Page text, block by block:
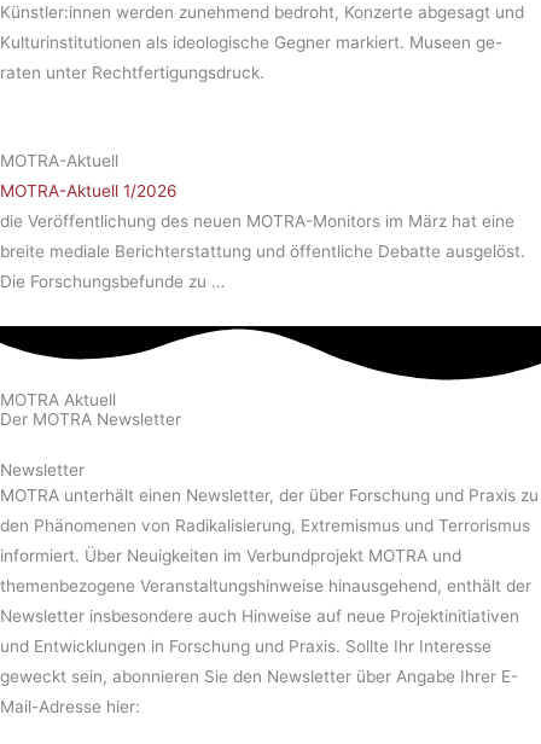
Künstler:innen werden zunehmend bedroht, Konzerte abgesagt und
Kulturinstitutionen als ideologische Gegner markiert. Museen ge-
raten unter Rechtfertigungsdruck.
MOTRA-Aktuell
MOTRA-Aktuell 1/2026
die Veröffentlichung des neuen MOTRA-Monitors im März hat eine
breite mediale Berichterstattung und öffentliche Debatte ausgelöst.
Die Forschungsbefunde zu …
MOTRA Aktuell
Der MOTRA Newsletter
Newsletter
MOTRA unterhält einen Newsletter, der über Forschung und Praxis zu
den Phänomenen von Radikalisierung, Extremismus und Terrorismus
informiert. Über Neuigkeiten im Verbundprojekt MOTRA und
themenbezogene Veranstaltungshinweise hinausgehend, enthält der
Newsletter insbesondere auch Hinweise auf neue Projektinitiativen
und Entwicklungen in Forschung und Praxis. Sollte Ihr Interesse
geweckt sein, abonnieren Sie den Newsletter über Angabe Ihrer E-
Mail-Adresse hier: